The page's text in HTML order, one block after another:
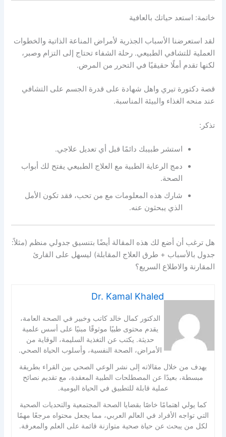
خاتمة: استعد حياتك بالعافية
لقد استعرضنا الأسباب الجذرية لأمراض المناعة الذاتية والخطوات
العملية للتشافي الطبيعي. رحلة الشفاء تحتاج إلى التزام وصبر،
لكنها تقدم أملًا حقيقيًا في التحرر من المرض.
قصة دكتورة تيري واهل شهادة على قدرة الجسم على التشافي
عند منحه الغذاء والبيئة المناسبة.
تذكر:
استشر طبيبك دائمًا قبل أي تعديل علاجي.
دمج الرعاية الطبية مع العلاج الطبيعي يفتح لك أبواب
الصحة.
شارك هذه المعلومات مع من تحب، فقد تكون الأمل
الذي يبحثون عنه.
هل ترغب أن أضع لك هذه المقالة أيضًا بتنسيق جدولي منظم (مثلاً:
جدول بالأسباب + طرق العلاج المقابلة) ليسهل على القارئ
المقارنة والاطلاع السريع؟
Dr. Kamal Khaled
الدكتور كمال خالد كاتب وخبير في الصحة العامة،
يقدم محتوى طبيًا موثوقًا مبنيًا على أسس علمية
حديثة. يكتب عن التغذية السليمة، الوقاية من
الأمراض، الصحة النفسية، وأسلوب الحياة الصحي.
يهدف من خلال مقالاته إلى نشر الوعي الصحي بين القراء بطريقة
مبسطة، بعيدًا عن المصطلحات الطبية المعقدة، مع تقديم نصائح
عملية قابلة للتطبيق في الحياة اليومية.
كما يولي اهتمامًا خاصًا بقضايا الصحة المجتمعية والتحديات الصحية
التي تواجه الأفراد في العالم العربي، مما يجعل محتواه مرجعًا مهمًا
لكل من يبحث عن حياة صحية متوازنة قائمة على العلم والمعرفة.